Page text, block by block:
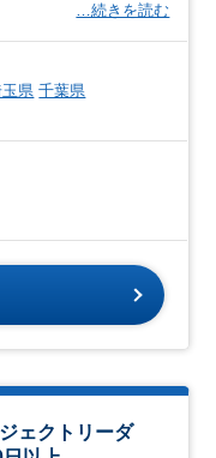
…続きを読む
県 千葉県
ェクトリーダ